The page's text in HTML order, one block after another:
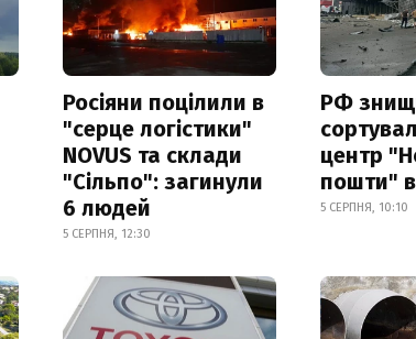
Росіяни поцілили в
"серце логістики"
NOVUS та склади
"Сільпо": загинули
6 людей
5 СЕРПНЯ, 12:30
РФ
центр
пошти" в
5 СЕРПНЯ, 10:10